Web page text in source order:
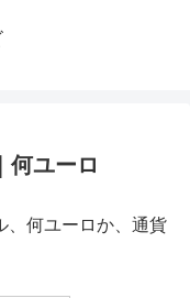
何ユーロ
、何ユーロか、通貨